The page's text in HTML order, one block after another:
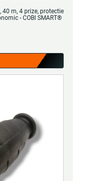
m, 4 prize, protectie
- COBI SMART®